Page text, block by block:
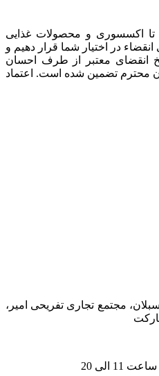
تا اکسسوری و محصولات غذایی
انقضاء در اختیار شما قرار دهیم و
انقضای معتبر از طرف احسان
محترم تضمین شده است. اعتماد
مجتمع تجاری تفریحی امیر،
الی 20